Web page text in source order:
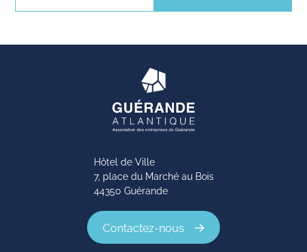
Hôtel de Ville
7, place du Marché au Bois
44350 Guérande
Contactez-nous